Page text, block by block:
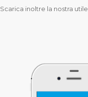
Scarica inoltre la nostra utile